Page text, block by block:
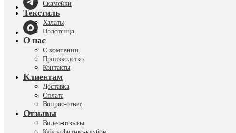
Скамейки
Текстиль
Халаты
Полотенца
О нас
О компании
Производство
Контакты
Клиентам
Доставка
Оплата
Вопрос-ответ
Отзывы
Видео-отзывы